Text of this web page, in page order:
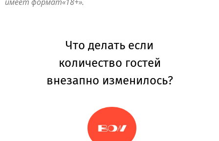
Что делать если
количество гостей
внезапно изменилось?